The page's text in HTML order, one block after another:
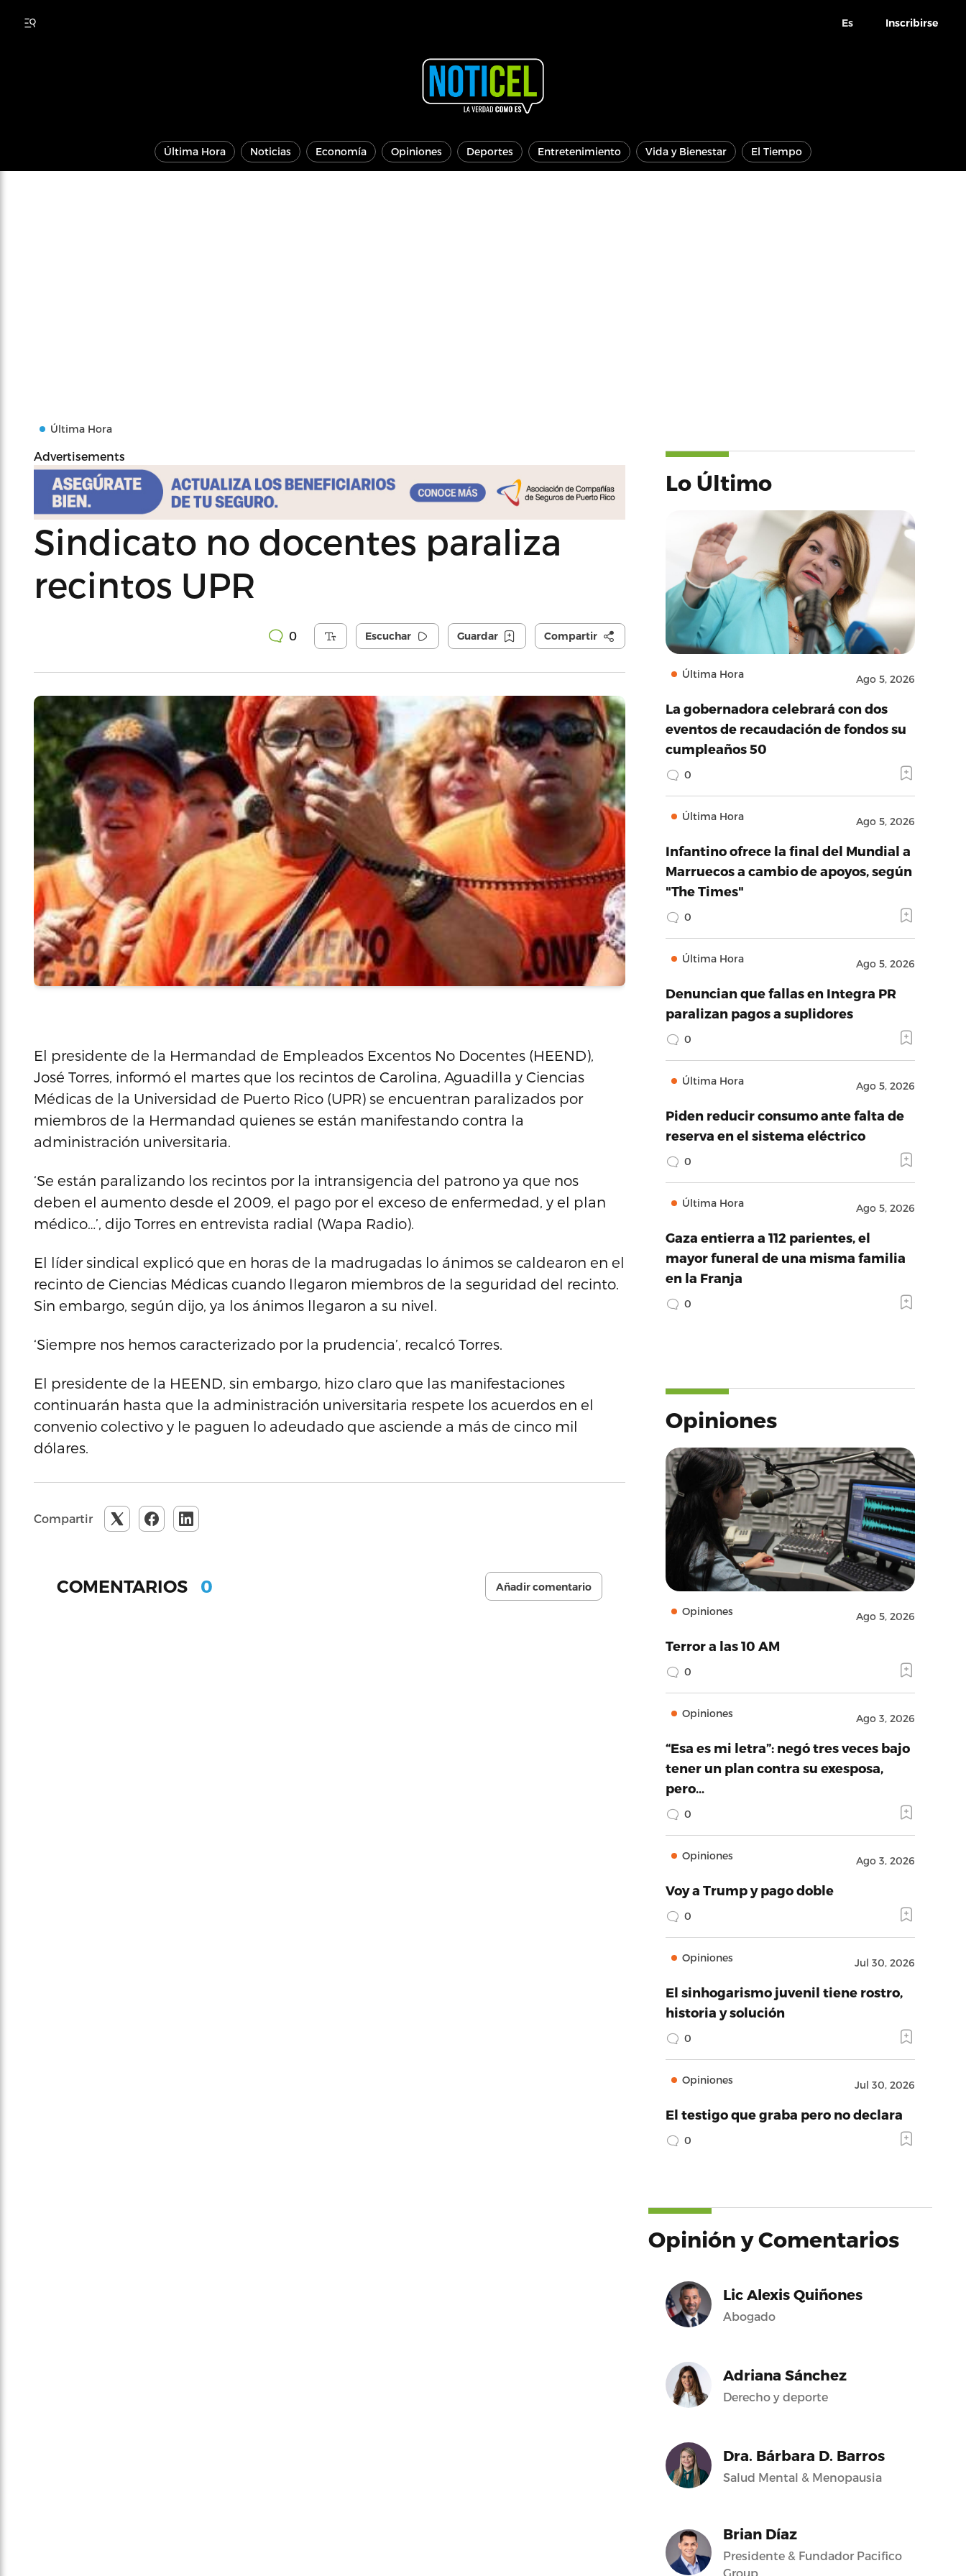
Es Inscribirse
Última Hora Noticias Economía Opiniones Deportes Entretenimiento Vida y Bienestar El Tiempo
Última Hora
Advertisements
Sindicato no docentes paraliza
recintos UPR
0 Escuchar Guardar Compartir
El presidente de la Hermandad de Empleados Excentos No Docentes (HEEND),
José Torres, informó el martes que los recintos de Carolina, Aguadilla y Ciencias
Médicas de la Universidad de Puerto Rico (UPR) se encuentran paralizados por
miembros de la Hermandad quienes se están manifestando contra la
administración universitaria.
‘Se están paralizando los recintos por la intransigencia del patrono ya que nos
deben el aumento desde el 2009, el pago por el exceso de enfermedad, y el plan
médico…’, dijo Torres en entrevista radial (Wapa Radio).
El líder sindical explicó que en horas de la madrugadas lo ánimos se caldearon en el
recinto de Ciencias Médicas cuando llegaron miembros de la seguridad del recinto.
Sin embargo, según dijo, ya los ánimos llegaron a su nivel.
‘Siempre nos hemos caracterizado por la prudencia’, recalcó Torres.
El presidente de la HEEND, sin embargo, hizo claro que las manifestaciones
continuarán hasta que la administración universitaria respete los acuerdos en el
convenio colectivo y le paguen lo adeudado que asciende a más de cinco mil
dólares.
Compartir
COMENTARIOS 0 Añadir comentario
Lo Último
Última Hora Ago 5, 2026
La gobernadora celebrará con dos
eventos de recaudación de fondos su
cumpleaños 50
0
Última Hora Ago 5, 2026
Infantino ofrece la final del Mundial a
Marruecos a cambio de apoyos, según
"The Times"
0
Última Hora Ago 5, 2026
Denuncian que fallas en Integra PR
paralizan pagos a suplidores
0
Última Hora Ago 5, 2026
Piden reducir consumo ante falta de
reserva en el sistema eléctrico
0
Última Hora Ago 5, 2026
Gaza entierra a 112 parientes, el
mayor funeral de una misma familia
en la Franja
0
Opiniones
Opiniones Ago 5, 2026
Terror a las 10 AM
0
Opiniones Ago 3, 2026
“Esa es mi letra”: negó tres veces bajo
tener un plan contra su exesposa,
pero…
0
Opiniones Ago 3, 2026
Voy a Trump y pago doble
0
Opiniones Jul 30, 2026
El sinhogarismo juvenil tiene rostro,
historia y solución
0
Opiniones Jul 30, 2026
El testigo que graba pero no declara
0
Opinión y Comentarios
Lic Alexis Quiñones
Abogado
Adriana Sánchez
Derecho y deporte
Dra. Bárbara D. Barros
Salud Mental & Menopausia
Brian Díaz
Presidente & Fundador Pacifico
Group